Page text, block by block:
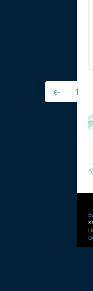
← 1